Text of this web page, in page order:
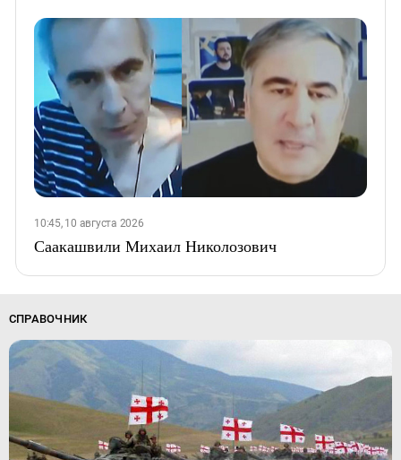
10:45, 10 августа 2026
Саакашвили Михаил Николозович
СПРАВОЧНИК